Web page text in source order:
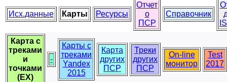
Исх.данные Карты Ресурсы
Отчет
о
ПСР
Справочник
Карта с
треками
и
точками
(EX)
-
Карты с
треками
Yandex
2015
Карта
других
ПСР
Треки
других
ПСР
On-line
монитор
Test
2017